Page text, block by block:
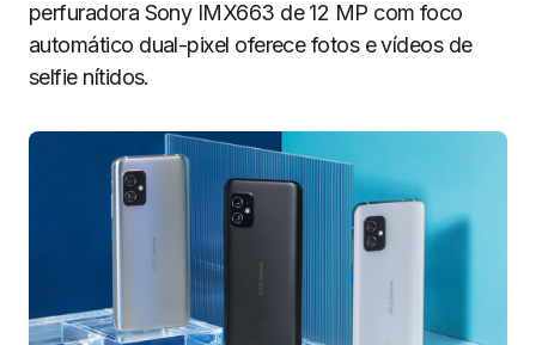
perfuradora Sony IMX663 de 12 MP com foco
automático dual-pixel oferece fotos e vídeos de
selfie nítidos.